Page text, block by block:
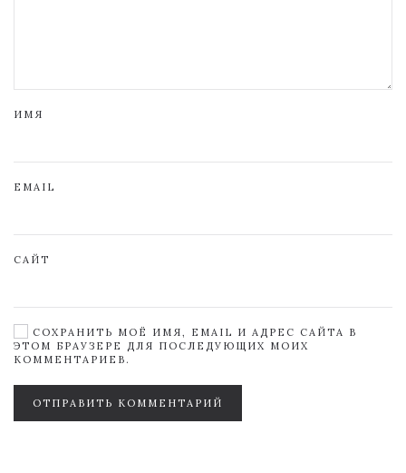
ИМЯ
EMAIL
САЙТ
СОХРАНИТЬ МОЁ ИМЯ, EMAIL И АДРЕС САЙТА В
ЭТОМ БРАУЗЕРЕ ДЛЯ ПОСЛЕДУЮЩИХ МОИХ
КОММЕНТАРИЕВ.
ОТПРАВИТЬ КОММЕНТАРИЙ